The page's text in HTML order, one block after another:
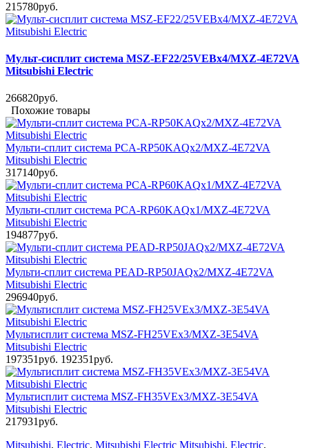
215780руб.
Мульт-сисплит система MSZ-EF22/25VEBx4/MXZ-4E72VA
Mitsubishi Electric
266820руб.
Похожие товары
Мульти-сплит система PCA-RP50KAQx2/MXZ-4E72VA
Mitsubishi Electric
317140руб.
Мульти-сплит система PCA-RP60KAQx1/MXZ-4E72VA
Mitsubishi Electric
194877руб.
Мульти-сплит система PEAD-RP50JAQx2/MXZ-4E72VA
Mitsubishi Electric
296940руб.
Мультисплит система MSZ-FH25VEx3/MXZ-3E54VA
Mitsubishi Electric
197351руб. 192351руб.
Мультисплит система MSZ-FH35VEx3/MXZ-3E54VA
Mitsubishi Electric
217931руб.
Mitsubishi, Electric, Mitsubishi Electric Mitsubishi, Electric,